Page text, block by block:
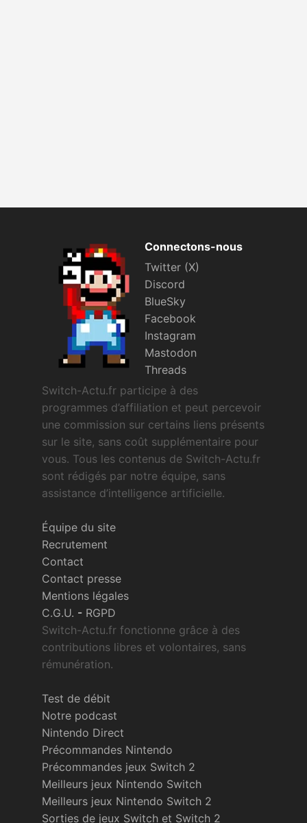
Connectons-nous
Twitter (X)
Discord
BlueSky
Facebook
Instagram
Mastodon
Threads
Switch-Actu.fr participe à des
programmes d’affiliation et peut percevoir
une commission sur certains liens présents
sur le site, sans coût supplémentaire pour
vous. Tous les contenus de Switch-Actu.fr
sont rédigés par notre équipe, sans
assistance d’intelligence artificielle.
Équipe du site
Recrutement
Contact
Contact presse
Mentions légales
C.G.U. - RGPD
Switch-Actu.fr fonctionne grâce à des
contributions libres et volontaires, sans
rémunération.
Test de débit
Notre podcast
Nintendo Direct
Précommandes Nintendo
Précommandes jeux Switch 2
Meilleurs jeux Nintendo Switch
Meilleurs jeux Nintendo Switch 2
Sorties de jeux Switch et Switch 2